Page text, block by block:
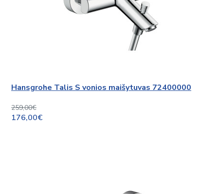
Hansgrohe Talis S vonios maišytuvas 72400000
259,00€
176,00€